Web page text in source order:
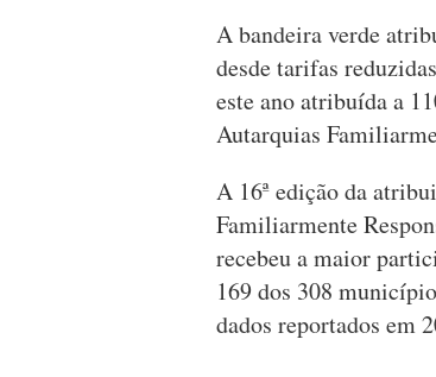
A bandeira verde
desde tarifas
este ano atribuída a
Autarquias
A 16ª edição da
Familiarmente
recebeu a maior
169 dos 308
dados reportados em